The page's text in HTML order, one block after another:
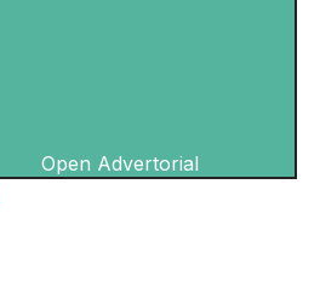
Open Advertorial